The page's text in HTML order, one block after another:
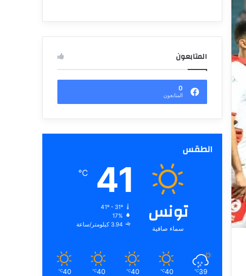
المتابعون
0
المتابعون
الطقس
تونس
سماء صافية
41
℃
41º - 31º
17%
3.94 كيلومتر/ساعة
39
℃
40
℃
40
℃
40
℃
40
℃